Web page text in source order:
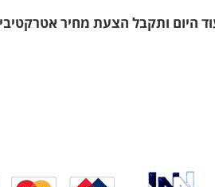
היום ותקבל הצעת מחיר